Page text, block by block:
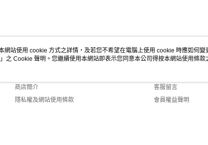
關於我們
商店簡介
隱私權及網站使用條款
客服資訊
客服留言
會員權益聲明
網站使用 cookie 方式之詳情，及若您不希望在電腦上使用 cookie 時應如何變
」之 Cookie 聲明。您繼續使用本網站即表示您同意本公司得按本網站使用條款